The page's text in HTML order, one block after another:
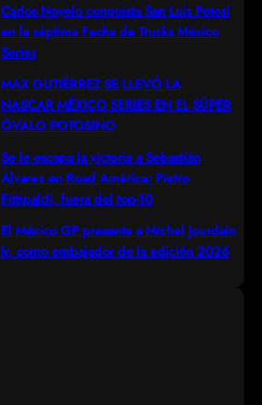
Carlos Novelo conquista San Luis Potosí
en la séptima Fecha de Trucks México
Series
MAX GUTIÉRREZ SE LLEVÓ LA
NASCAR MÉXICO SERIES EN EL SÚPER
ÓVALO POTOSINO
Se le escapa la victoria a Sebastián
Álvarez en Road América; Pietro
Fittipaldi, fuera del top-10
El México GP presenta a Michel Jourdain
Jr. como embajador de la edición 2026